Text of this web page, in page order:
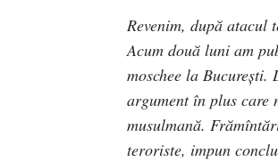
Revenim, după
Acum două luni am
moschee la
argument în plus care
musulmană.
teroriste, impun